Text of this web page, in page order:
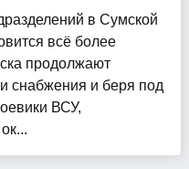
в Сумской
всё более
продолжают
снабжения и беря под
ВСУ,